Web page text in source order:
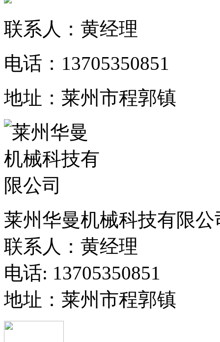
联系人：黄经理
电话：13705350851
地址：莱州市程郭镇
莱州华曼机械科技有限
联系人：黄经理
电话: 13705350851
地址：莱州市程郭镇